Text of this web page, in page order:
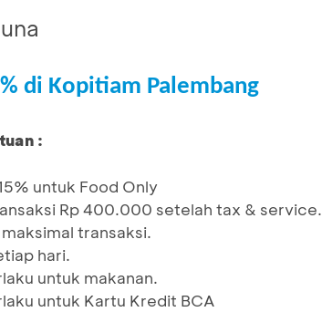
di Kopitiam Palembang
:
untuk Food Only
Rp 400.000 setelah tax & service.
transaksi.
hari.
untuk makanan.
untuk Kartu Kredit BCA